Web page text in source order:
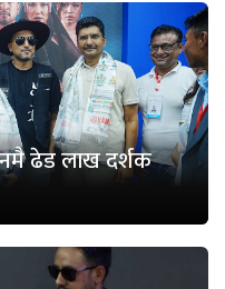
ढेड लाख दर्शक